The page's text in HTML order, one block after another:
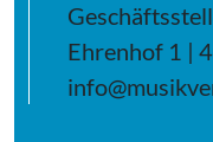
Ehrenhof 1 |